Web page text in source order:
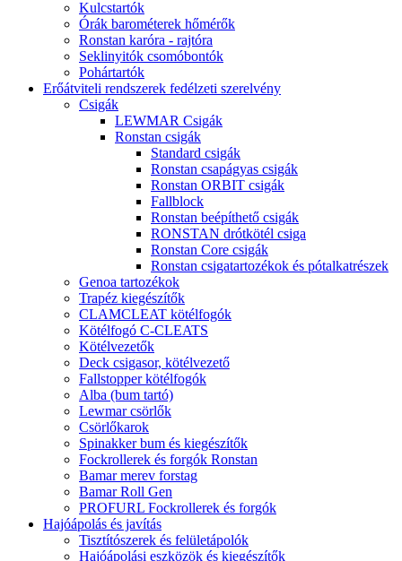
Kulcstartók
Órák barométerek hőmérők
Ronstan karóra - rajtóra
Seklinyitók csomóbontók
Pohártartók
Erőátviteli rendszerek fedélzeti szerelvény
Csigák
LEWMAR Csigák
Ronstan csigák
Standard csigák
Ronstan csapágyas csigák
Ronstan ORBIT csigák
Fallblock
Ronstan beépíthető csigák
RONSTAN drótkötél csiga
Ronstan Core csigák
Ronstan csigatartozékok és pótalkatrészek
Genoa tartozékok
Trapéz kiegészítők
CLAMCLEAT kötélfogók
Kötélfogó C-CLEATS
Kötélvezetők
Deck csigasor, kötélvezető
Fallstopper kötélfogók
Alba (bum tartó)
Lewmar csörlők
Csörlőkarok
Spinakker bum és kiegészítők
Fockrollerek és forgók Ronstan
Bamar merev forstag
Bamar Roll Gen
PROFURL Fockrollerek és forgók
Hajóápolás és javítás
Tisztítószerek és felületápolók
Hajóápolási eszközök és kiegészítők